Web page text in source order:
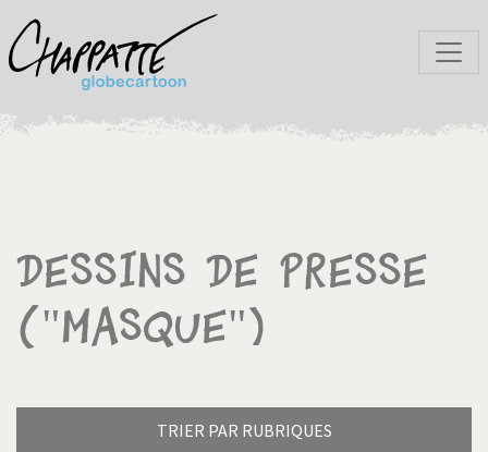
Dessins de presse
("Masque")
TRIER PAR RUBRIQUES